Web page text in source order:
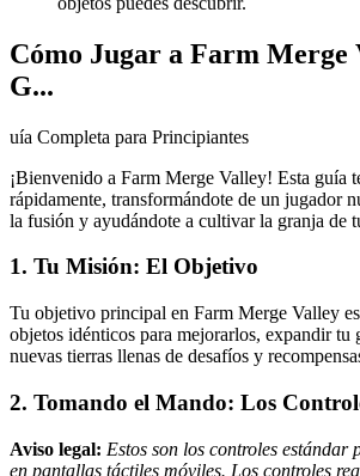
Cómo Jugar a Farm Merge
G...
uía Completa para Principiantes
¡Bienvenido a Farm Merge Valley! Esta guía
rápidamente, transformándote de un jugador
la fusión y ayudándote a cultivar la granja de
1. Tu Misión: El Objetivo
Tu objetivo principal en Farm Merge Valley
objetos idénticos para mejorarlos, expandir tu
nuevas tierras llenas de desafíos y
2. Tomando el Mando: Los
Aviso legal: Estos son los controles estándar
en pantallas táctiles móviles. Los controles